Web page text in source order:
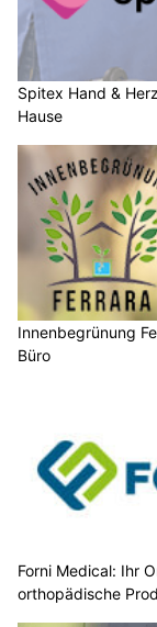
Spitex Hand &
Hause
Innenbegrünung
Büro
Forni Medical: Ihr
orthopädische